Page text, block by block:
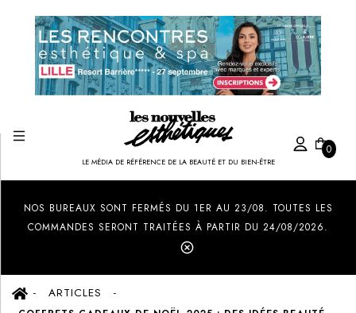
LE MÉDIA DE RÉFÉRENCE DE LA BEAUTÉ ET DU BIEN-ÊTRE
0
NOS BUREAUX SONT FERMÉS DU 1ER AU 23/08. TOUTES LES
COMMANDES SERONT TRAITÉES À PARTIR DU 24/08/2026.
ARTICLES